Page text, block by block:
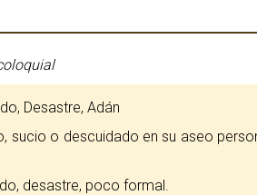
Desastre, Adán
sucio o descuidado en su aseo
desastre, poco formal.